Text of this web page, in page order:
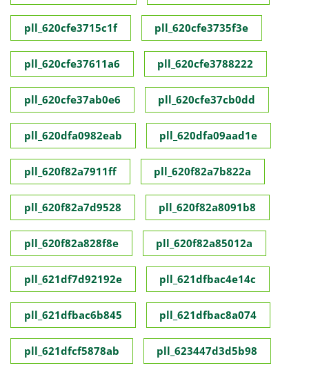
pll_620cfe3715c1f pll_620cfe3735f3e
pll_620cfe37611a6 pll_620cfe3788222
pll_620cfe37ab0e6 pll_620cfe37cb0dd
pll_620dfa0982eab pll_620dfa09aad1e
pll_620f82a7911ff pll_620f82a7b822a
pll_620f82a7d9528 pll_620f82a8091b8
pll_620f82a828f8e pll_620f82a85012a
pll_621df7d92192e pll_621dfbac4e14c
pll_621dfbac6b845 pll_621dfbac8a074
pll_621dfcf5878ab pll_623447d3d5b98